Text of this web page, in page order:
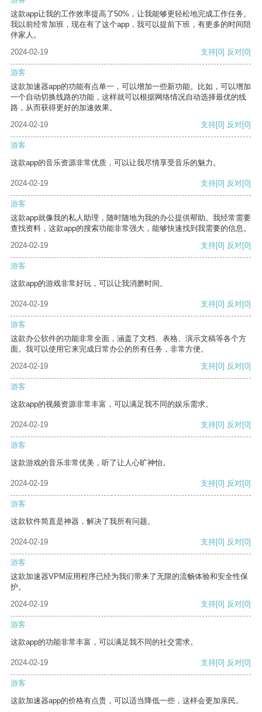
这款app让我的工作效率提高了50%，让我能够更轻松地完成工作任务。
我以前经常加班，现在有了这个app，我可以提前下班，有更多的时间陪
伴家人。
2024-02-19
支持[0] 反对[0]
游客
这款加速器app的功能有点单一，可以增加一些新功能。比如，可以增加
一个自动切换线路的功能，这样就可以根据网络情况自动选择最优的线
路，从而获得更好的加速效果。
2024-02-19
支持[0] 反对[0]
游客
这款app的音乐资源非常优质，可以让我尽情享受音乐的魅力。
2024-02-19 支持[0] 反对[0]
游客
这款app就像我的私人助理，随时随地为我的办公提供帮助。我经常需要
查找资料，这款app的搜索功能非常强大，能够快速找到我需要的信息。
2024-02-19
支持[0] 反对[0]
游客
这款app的游戏非常好玩，可以让我消磨时间。
2024-02-19 支持[0] 反对[0]
游客
这款办公软件的功能非常全面，涵盖了文档、表格、演示文稿等各个方
面。我可以使用它来完成日常办公的所有任务，非常方便。
2024-02-19
支持[0] 反对[0]
游客
这款app的视频资源非常丰富，可以满足我不同的娱乐需求。
2024-02-19 支持[0] 反对[0]
游客
这款游戏的音乐非常优美，听了让人心旷神怡。
2024-02-19 支持[0] 反对[0]
游客
这款软件简直是神器，解决了我所有问题。
2024-02-19 支持[0] 反对[0]
游客
这款加速器VPM应用程序已经为我们带来了无限的流畅体验和安全性保
护。
2024-02-19
支持[0] 反对[0]
游客
这款app的功能非常丰富，可以满足我不同的社交需求。
2024-02-19 支持[0] 反对[0]
游客
这款加速器app的价格有点贵，可以适当降低一些，这样会更加亲民。